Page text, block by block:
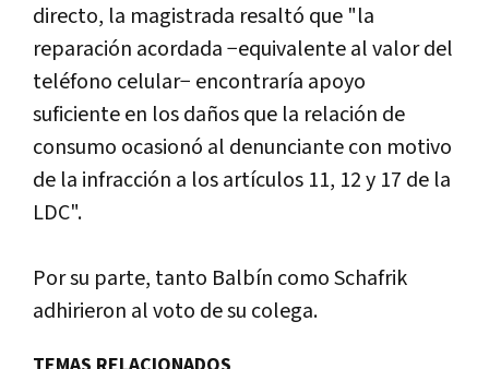
directo, la magistrada resaltó que "la
reparación acordada −equivalente al valor del
teléfono celular− encontraría apoyo
suficiente en los daños que la relación de
consumo ocasionó al denunciante con motivo
de la infracción a los artículos 11, 12 y 17 de la
LDC".
Por su parte, tanto Balbín como Schafrik
adhirieron al voto de su colega.